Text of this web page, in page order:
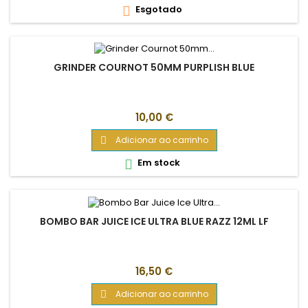
geração. O Tanque de...
 Esgotado
GRINDER COURNOT 50MM PURPLISH BLUE
Preço
10,00 €
 Adicionar ao carrinho
 Em stock
BOMBO BAR JUICE ICE ULTRA BLUE RAZZ 12ML LF
Preço
16,50 €
 Adicionar ao carrinho